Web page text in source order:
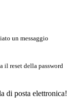
un messaggio
il reset della password
di posta elettronica!